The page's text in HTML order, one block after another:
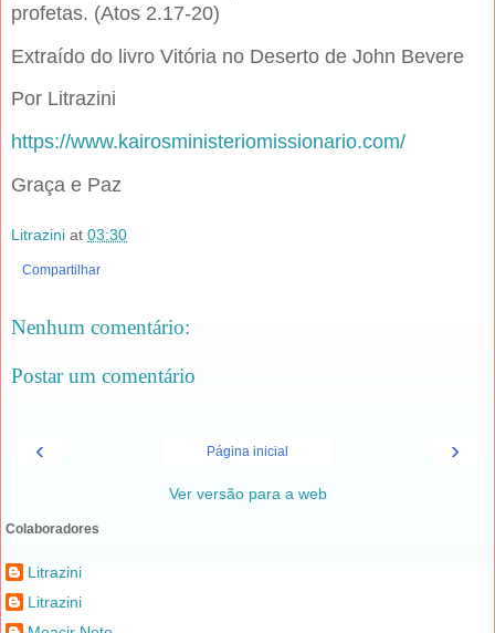
profetas. (Atos 2.17-20)
Extraído do livro Vitória no Deserto de John Bevere
Por Litrazini
https://www.kairosministeriomissionario.com/
Graça e Paz
Litrazini at 03:30
Compartilhar
Nenhum comentário:
Postar um comentário
‹ ›
Página inicial
Ver versão para a web
Colaboradores
Litrazini
Litrazini